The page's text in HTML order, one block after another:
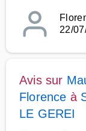
22/
Avis sur
Florence à
LE GEREI